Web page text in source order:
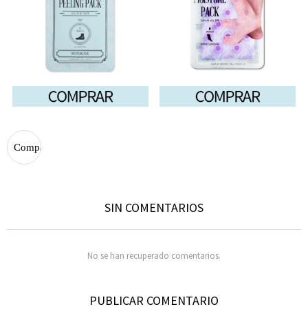
SIN COMENTARIOS
No se han recuperado comentarios.
PUBLICAR COMENTARIO